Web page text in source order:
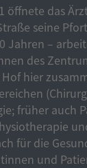
öffnete das
seine
Jahren –
des
hier
früher auch
für die
und